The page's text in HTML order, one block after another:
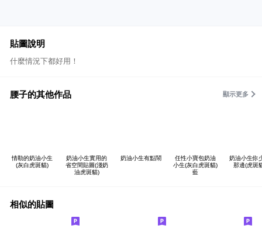
貼圖說明
什麼情況下都好用！
腰子的其他作品 顯示更多
情勒的奶油小生
(灰白虎斑貓)
奶油小生實用的
省空間貼圖(淺奶
油虎斑貓)
奶油小生有點鬧
任性小寶包奶油
小生(灰白虎斑貓)
藍
奶油小生你
那邊(虎斑
相似的貼圖